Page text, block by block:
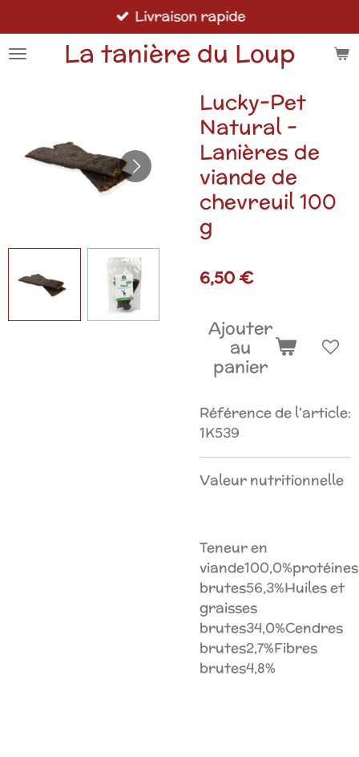
au
contenu
La tanière du Loup
Livraison rapide
Lucky-Pet
Natural -
Lanières de
viande de
chevreuil 100
g
6,50 €
Ajouter
au
panier
Référence de l'article:
1K539
Valeur nutritionnelle
Teneur en
viande100,0%protéines
brutes56,3%Huiles et
graisses
brutes34,0%Cendres
brutes2,7%Fibres
brutes4,8%